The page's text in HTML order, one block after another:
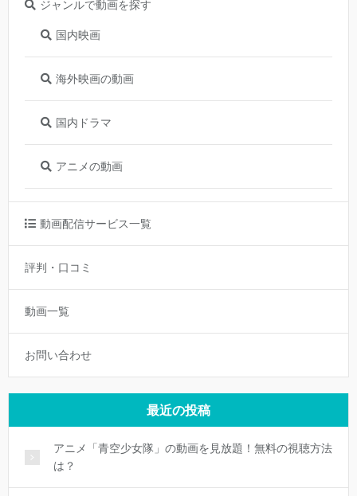
ジャンルで動画を探す
国内映画
海外映画の動画
国内ドラマ
アニメの動画
動画配信サービス一覧
評判・口コミ
動画一覧
お問い合わせ
最近の投稿
アニメ「青空少女隊」の動画を見放題！無料の視聴方法
は？